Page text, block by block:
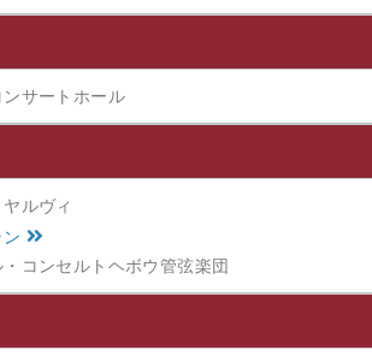
サートホール
ルヴィ
コンセルトヘボウ管弦楽団